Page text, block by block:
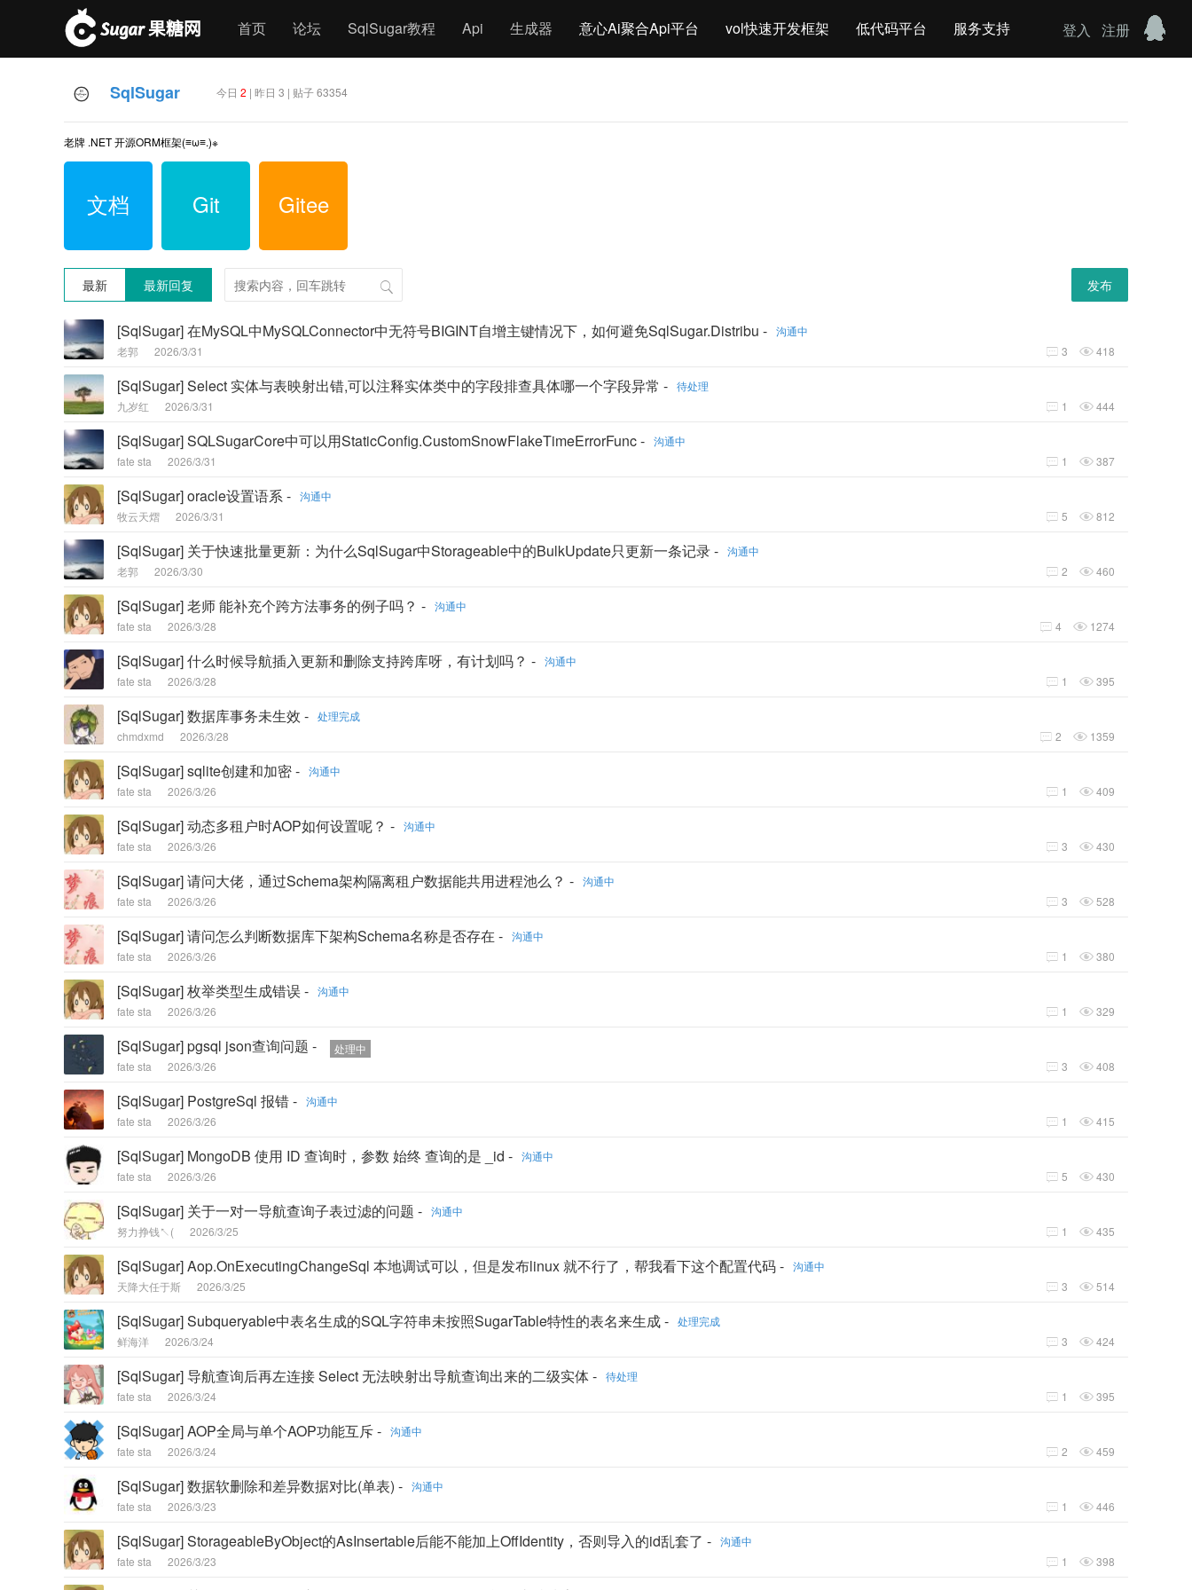
首页 论坛 SqlSugar教程 Api 生成器 意心Ai聚合Api平台 vol快速开发框架 低代码平台 服务支持 登入 注册
SqlSugar 今日 2 | 昨日 3 | 贴子 63354
老牌 .NET 开源ORM框架(≡ω≡.)※
文档 Git Gitee
最新 最新回复 发布
[SqlSugar] 在MySQL中MySQLConnector中无符号BIGINT自增主键情况下，如何避免SqlSugar.Distribu - 沟通中
老郭
2026/3/31  3 418
[SqlSugar] Select 实体与表映射出错,可以注释实体类中的字段排查具体哪一个字段异常 - 待处理
九岁红
2026/3/31  1 444
[SqlSugar] SQLSugarCore中可以用StaticConfig.CustomSnowFlakeTimeErrorFunc - 沟通中
fate sta
2026/3/31  1 387
[SqlSugar] oracle设置语系 - 沟通中
牧云天熠
2026/3/31  5 812
[SqlSugar] 关于快速批量更新：为什么SqlSugar中Storageable中的BulkUpdate只更新一条记录 - 沟通中
老郭
2026/3/30  2 460
[SqlSugar] 老师 能补充个跨方法事务的例子吗？ - 沟通中
fate sta
2026/3/28  4  1274
[SqlSugar] 什么时候导航插入更新和删除支持跨库呀，有计划吗？ - 沟通中
fate sta
2026/3/28  1 395
[SqlSugar] 数据库事务未生效 - 处理完成
chmdxmd
2026/3/28  2  1359
[SqlSugar] sqlite创建和加密 - 沟通中
fate sta
2026/3/26  1 409
[SqlSugar] 动态多租户时AOP如何设置呢？ - 沟通中
fate sta
2026/3/26  3 430
[SqlSugar] 请问大佬，通过Schema架构隔离租户数据能共用进程池么？ - 沟通中
fate sta
2026/3/26  3 528
[SqlSugar] 请问怎么判断数据库下架构Schema名称是否存在 - 沟通中
fate sta
2026/3/26  1 380
[SqlSugar] 枚举类型生成错误 - 沟通中
fate sta
2026/3/26  1 329
[SqlSugar] pgsql json查询问题 -
处理中
fate sta
2026/3/26  3 408
[SqlSugar] PostgreSql 报错 - 沟通中
fate sta
2026/3/26  1 415
[SqlSugar] MongoDB 使用 ID 查询时，参数 始终 查询的是 _id - 沟通中
fate sta
2026/3/26  5 430
[SqlSugar] 关于一对一导航查询子表过滤的问题 - 沟通中
努力挣钱↖(
2026/3/25  1 435
[SqlSugar] Aop.OnExecutingChangeSql 本地调试可以，但是发布linux 就不行了，帮我看下这个配置代码 - 沟通中
天降大任于斯
2026/3/25  3 514
[SqlSugar] Subqueryable中表名生成的SQL字符串未按照SugarTable特性的表名来生成 - 处理完成
鲜海洋
2026/3/24  3 424
[SqlSugar] 导航查询后再左连接 Select 无法映射出导航查询出来的二级实体 - 待处理
fate sta
2026/3/24  1 395
[SqlSugar] AOP全局与单个AOP功能互斥 - 沟通中
fate sta
2026/3/24  2 459
[SqlSugar] 数据软删除和差异数据对比(单表) - 沟通中
fate sta
2026/3/23  1 446
[SqlSugar] StorageableByObject的AsInsertable后能不能加上OffIdentity，否则导入的id乱套了 - 沟通中
fate sta
2026/3/23  1 398